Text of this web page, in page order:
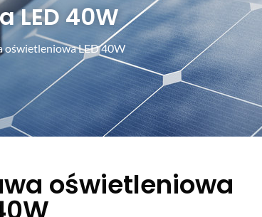
LED 40W
LED 40W
oświetleniowa